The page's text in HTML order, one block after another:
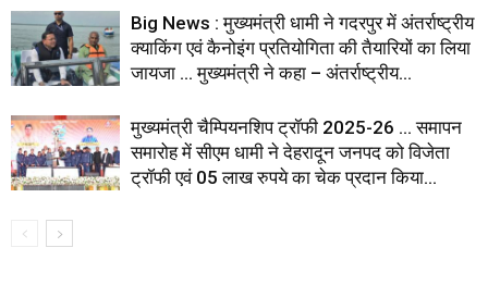
Big News : मुख्यमंत्री धामी ने गदरपुर में अंतर्राष्ट्रीय
क्याकिंग एवं कैनोइंग प्रतियोगिता की तैयारियों का लिया
जायजा … मुख्यमंत्री ने कहा – अंतर्राष्ट्रीय...
मुख्यमंत्री चैम्पियनशिप ट्रॉफी 2025-26 … समापन
समारोह में सीएम धामी ने देहरादून जनपद को विजेता
ट्रॉफी एवं 05 लाख रुपये का चेक प्रदान किया...